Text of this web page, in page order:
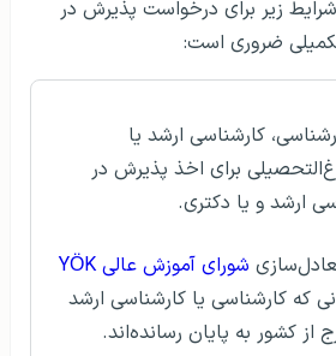
شرایط زیر برای درخواست پذیرش در
ضروری است:
کارشناسی ارشد یا
برای اخذ پذیرش در
ارشد و یا دکتری.
شورای آموزش عالی YÖK
که کارشناسی یا کارشناسی ارشد
از کشور به پایان رسانده‌اند.